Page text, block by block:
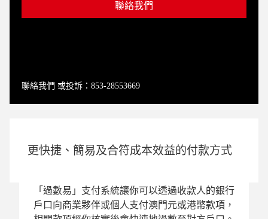
聯絡我們
聯絡我們 或投訴：853-28553669
更快捷、簡易及合符成本效益的付款方式
「過數易」支付系統讓你可以透過收款人的銀行
戶口向商業夥伴或個人支付澳門元或港幣款項，